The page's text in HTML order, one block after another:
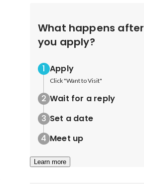
What happens after
you apply?
Apply
Click "Want to Visit"
Wait for a reply
Set a date
Meet up
Learn more